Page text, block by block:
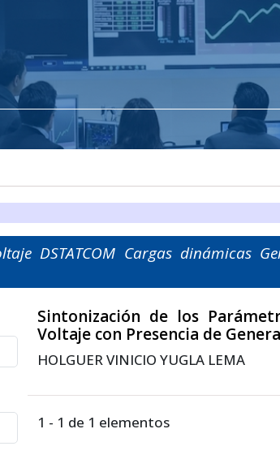
DSTATCOM Cargas dinámicas
Sintonización de los
Voltaje con Presencia de
HOLGUER VINICIO YUGLA LEMA
1 - 1 de 1 elementos